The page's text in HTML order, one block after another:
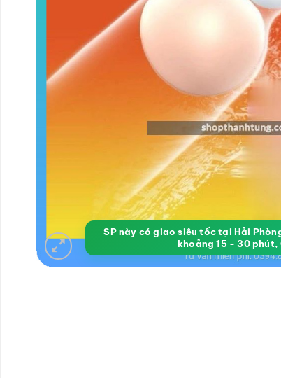
SP này có giao siêu tốc tại Hải
khoảng 15 - 30 phút,